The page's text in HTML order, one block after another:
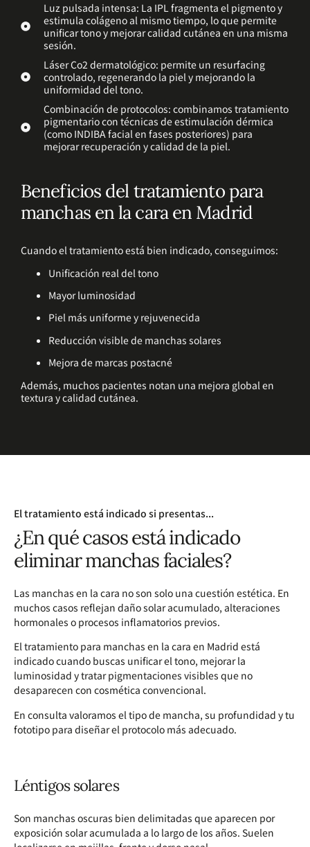
Luz pulsada intensa: La IPL fragmenta el pigmento y
estimula colágeno al mismo tiempo, lo que permite
unificar tono y mejorar calidad cutánea en una misma
sesión.
Láser Co2 dermatológico: permite un resurfacing
controlado, regenerando la piel y mejorando la
uniformidad del tono.
Combinación de protocolos: combinamos tratamiento
pigmentario con técnicas de estimulación dérmica
(como INDIBA facial en fases posteriores) para
mejorar recuperación y calidad de la piel.
Beneficios del tratamiento para
manchas en la cara en Madrid
Cuando el tratamiento está bien indicado, conseguimos:
Unificación real del tono
Mayor luminosidad
Piel más uniforme y rejuvenecida
Reducción visible de manchas solares
Mejora de marcas postacné
Además, muchos pacientes notan una mejora global en
textura y calidad cutánea.
El tratamiento está indicado si presentas...
¿En qué casos está indicado
eliminar manchas faciales?
Las manchas en la cara no son solo una cuestión estética. En
muchos casos reflejan daño solar acumulado, alteraciones
hormonales o procesos inflamatorios previos.
El tratamiento para manchas en la cara en Madrid está
indicado cuando buscas unificar el tono, mejorar la
luminosidad y tratar pigmentaciones visibles que no
desaparecen con cosmética convencional.
En consulta valoramos el tipo de mancha, su profundidad y tu
fototipo para diseñar el protocolo más adecuado.
Léntigos solares
Son manchas oscuras bien delimitadas que aparecen por
exposición solar acumulada a lo largo de los años. Suelen